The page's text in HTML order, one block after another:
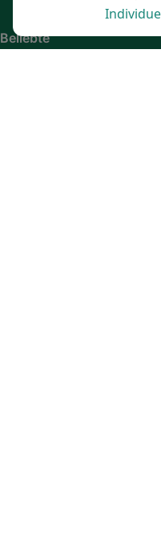
Beliebte